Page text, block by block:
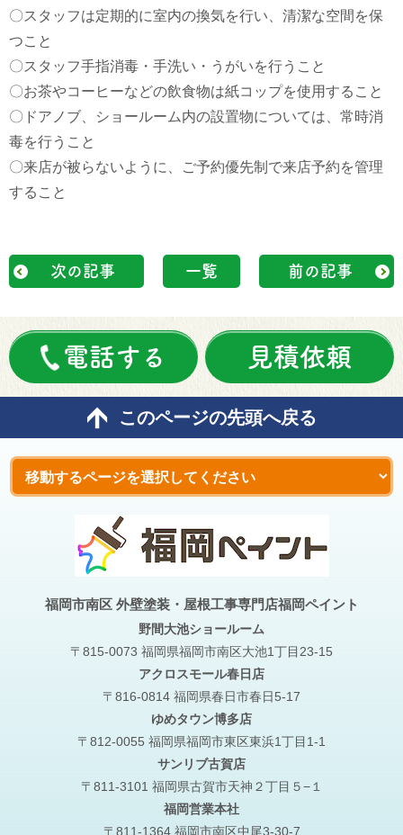
〇スタッフは定期的に室内の換気を行い、清潔な空間を保
つこと
〇スタッフ手指消毒・手洗い・うがいを行うこと
〇お茶やコーヒーなどの飲食物は紙コップを使用すること
〇ドアノブ、ショールーム内の設置物については、常時消
毒を行うこと
〇来店が被らないように、ご予約優先制で来店予約を管理
すること
次の記事 一覧 前の記事
電話する 見積依頼
このページの先頭へ戻る
福岡市南区 外壁塗装・屋根工事専門店福岡ペイント
野間大池ショールーム
〒815-0073 福岡県福岡市南区大池1丁目23-15
アクロスモール春日店
〒816-0814 福岡県春日市春日5-17
ゆめタウン博多店
〒812-0055 福岡県福岡市東区東浜1丁目1-1
サンリブ古賀店
〒811-3101 福岡県古賀市天神２丁目５−１
福岡営業本社
〒811-1364 福岡市南区中尾3-30-7